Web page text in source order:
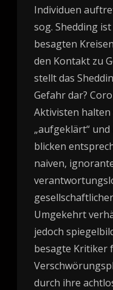
Individuen
sog. Shedding
besagten
den Kontakt zu
stellt das
Gefahr dar?
Aktivisten
„aufgeklärt“
blicken
naiven,
Umgekehrt
jedoch
besagte Kritiker
durch ihre